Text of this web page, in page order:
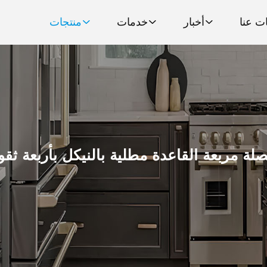
منتجات خدمات أخبار عنا
مربعة القاعدة مطلية بالنيكل بأربعة